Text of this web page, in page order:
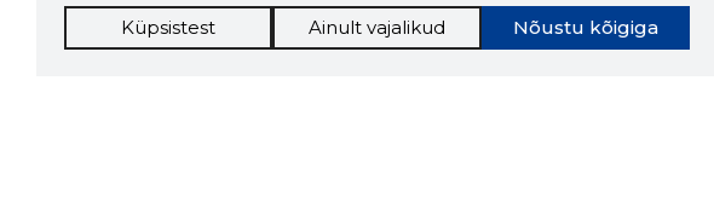
Nõustu kõigiga
Küpsistest Ainult vajalikud